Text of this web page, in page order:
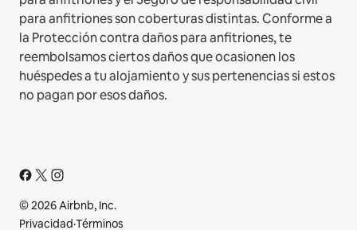
para anfitriones son coberturas distintas. Conforme a
la Protección contra daños para anfitriones, te
reembolsamos ciertos daños que ocasionen los
huéspedes a tu alojamiento y sus pertenencias si estos
no pagan por esos daños.
© 2026 Airbnb, Inc.
Privacidad·Términos